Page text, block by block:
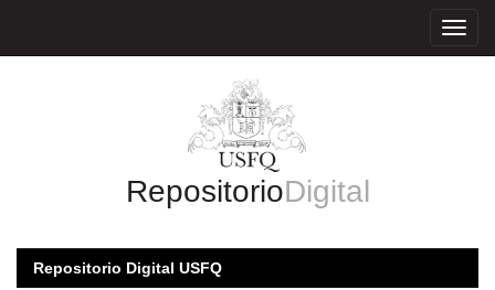
RepositorioDigital
Repositorio Digital USFQ